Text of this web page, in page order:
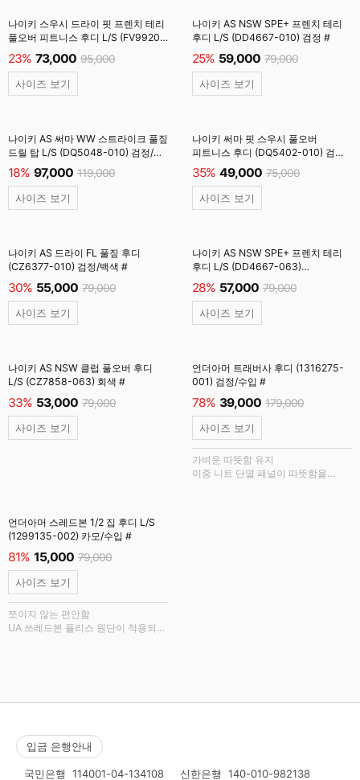
나이키 스우시 드라이 핏 프렌치 테리
풀오버 피트니스 후디 L/S (FV9920-
010) 검정
23% 73,000 95,000
사이즈 보기
나이키 AS NSW SPE+ 프렌치 테리
후디 L/S (DD4667-010) 검정 #
25% 59,000 79,000
사이즈 보기
나이키 AS 써마 WW 스트라이크 풀짚
드릴 탑 L/S (DQ5048-010) 검정/
기모
18% 97,000 119,000
사이즈 보기
나이키 써마 핏 스우시 풀오버
피트니스 후디 (DQ5402-010) 검정/
수입 #
35% 49,000 75,000
사이즈 보기
나이키 AS 드라이 FL 풀짚 후디
(CZ6377-010) 검정/백색 #
30% 55,000 79,000
사이즈 보기
나이키 AS NSW SPE+ 프렌치 테리
후디 L/S (DD4667-063)
다크그레이헤더 #
28% 57,000 79,000
사이즈 보기
나이키 AS NSW 클럽 풀오버 후디
L/S (CZ7858-063) 회색 #
33% 53,000 79,000
사이즈 보기
언더아머 트래버사 후디 (1316275-
001) 검정/수입 #
78% 39,000 179,000
사이즈 보기
가벼운 따뜻함 유지
이중 니트 단열 패널이 따뜻함을
언더아머 스레드본 1/2 집 후디 L/S
(1299135-002) 카모/수입 #
81% 15,000 79,000
사이즈 보기
쪼이지 않는 편안함
UA 쓰레드본 플리스 원단이 적용되어
입금 은행안내
국민은행 114001-04-134108 신한은행 140-010-982138